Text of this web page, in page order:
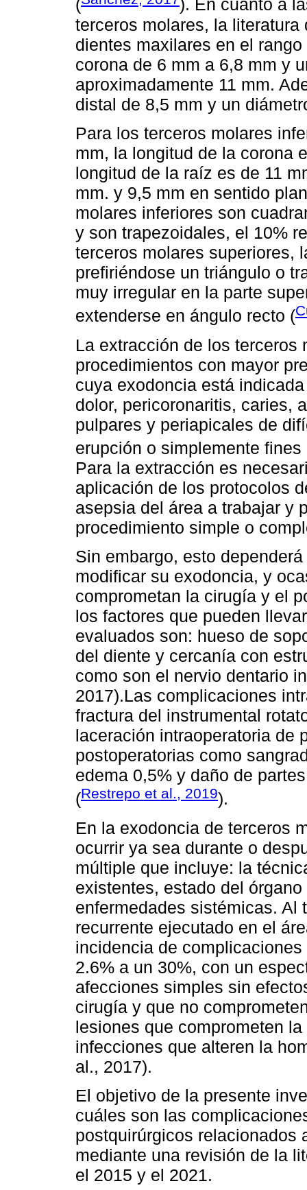
(
). En cuanto a
terceros molares, la
dientes maxilares en el
corona de 6 mm a 6,8 mm y
aproximadamente 11 mm.
distal de 8,5 mm y un
Para los terceros molares
mm, la longitud de la corona
longitud de la raíz es de 11
mm. y 9,5 mm en sentido
molares inferiores son
y son trapezoidales, el 10%
terceros molares superiores,
prefiriéndose un triángulo o
muy irregular en la parte
extenderse en ángulo recto (
La extracción de los terceros
procedimientos con mayor
cuya exodoncia está
dolor, pericoronaritis, caries,
pulpares y periapicales de
erupción o simplemente
Para la extracción es
aplicación de los protocolos
asepsia del área a trabajar y
procedimiento simple o
Sin embargo, esto
modificar su exodoncia, y
comprometan la cirugía y el
los factores que pueden
evaluados son: hueso de
del diente y cercanía con
como son el nervio dentario
2017).Las complicaciones
fractura del instrumental
laceración intraoperatoria de
postoperatorias como
edema 0,5% y daño de
(Restrepo et al., 2019).
En la exodoncia de terceros
ocurrir ya sea durante o
múltiple que incluye: la
existentes, estado del
enfermedades sistémicas. Al
recurrente ejecutado en el
incidencia de
2.6% a un 30%, con un
afecciones simples sin
cirugía y que no
lesiones que comprometen
infecciones que alteren la
al., 2017).
El objetivo de la presente
cuáles son las
postquirúrgicos relacionados
mediante una revisión de la
el 2015 y el 2021.